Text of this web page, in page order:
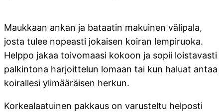
Maukkaan ankan ja bataatin makuinen välipala,
josta tulee nopeasti jokaisen koiran lempiruoka.
Helppo jakaa toivomaasi kokoon ja sopii loistavasti
palkintona harjoittelun lomaan tai kun haluat antaa
koirallesi ylimääräisen herkun.
Korkealaatuinen pakkaus on varusteltu helposti